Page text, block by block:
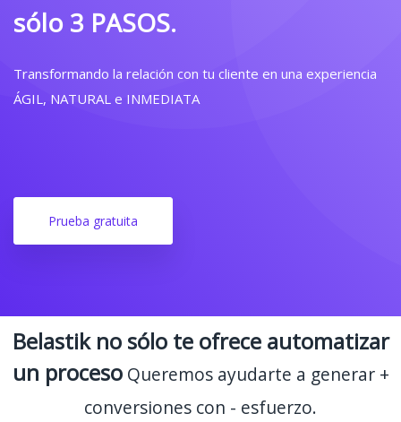
sólo 3 PASOS.
Transformando la relación con tu cliente en una experiencia
ÁGIL, NATURAL e INMEDIATA
Prueba gratuita
Belastik no sólo te ofrece automatizar
un procesoQueremos ayudarte a generar +
conversiones con - esfuerzo.